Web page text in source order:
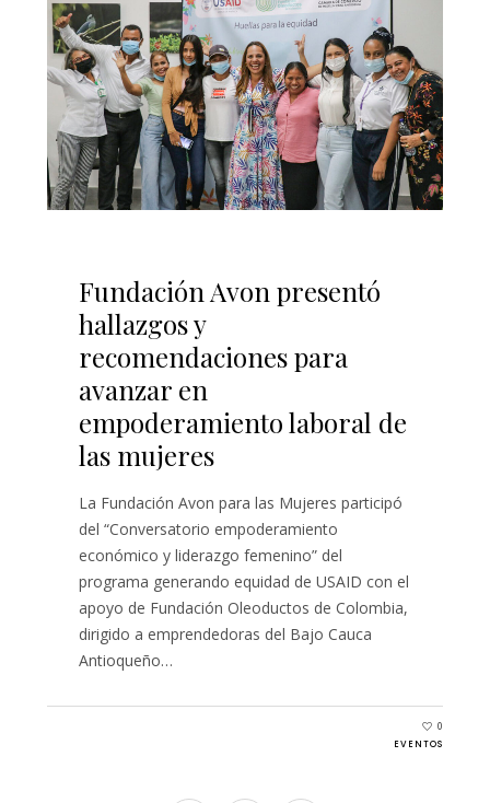
Fundación Avon presentó
hallazgos y
recomendaciones para
avanzar en
empoderamiento laboral de
las mujeres
La Fundación Avon para las Mujeres participó
del “Conversatorio empoderamiento
económico y liderazgo femenino” del
programa generando equidad de USAID con el
apoyo de Fundación Oleoductos de Colombia,
dirigido a emprendedoras del Bajo Cauca
Antioqueño…
0
EVENTOS